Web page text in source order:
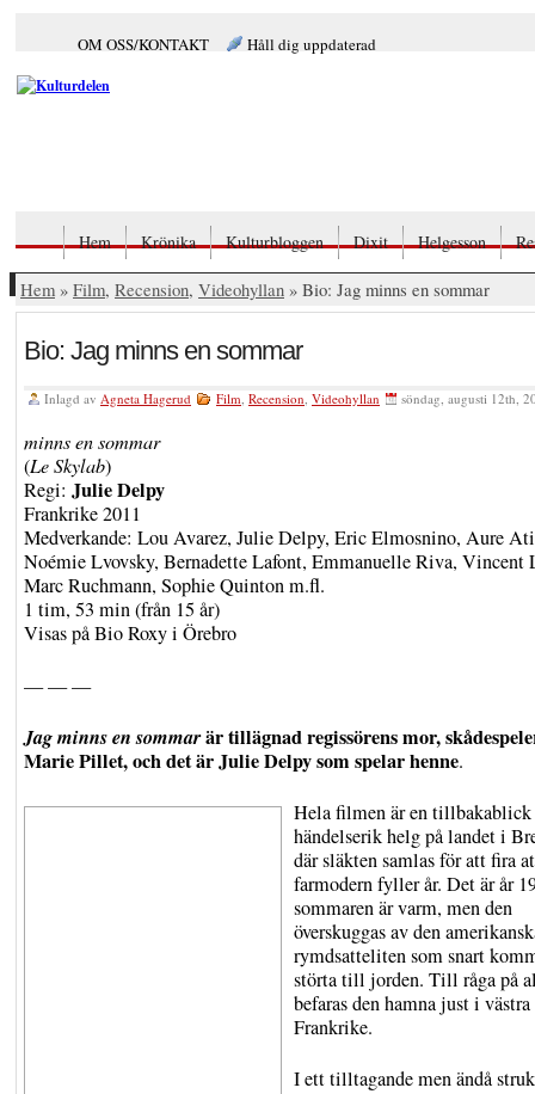
OM OSS/KONTAKT Håll dig uppdaterad
Hem Krönika Kulturbloggen Dixit Helgesson
Hem » Film, Recension, Videohyllan » Bio: Jag minns en sommar
Bio: Jag minns en sommar
Inlagd av Agneta Hagerud Film, Recension, Videohyllan söndag, augusti 12th,
minns en sommar
(Le Skylab)
Regi: Julie Delpy
Frankrike 2011
Medverkande: Lou Avarez, Julie Delpy, Eric Elmosnino, Aure
Noémie Lvovsky, Bernadette Lafont, Emmanuelle Riva, Vincent
Marc Ruchmann, Sophie Quinton m.fl.
1 tim, 53 min (från 15 år)
Visas på Bio Roxy i Örebro
— — —
Jag minns en sommarär tillägnad regissörens mor,
Marie Pillet, och det är Julie Delpy som spelar henne.
Hela filmen är en tillbakablick
händelserik helg på landet i
där släkten samlas för att fira
farmodern fyller år. Det är år
sommaren är varm, men den
överskuggas av den
rymdsatteliten som snart
störta till jorden. Till råga på
befaras den hamna just i västra
Frankrike.
I ett tilltagande men ändå